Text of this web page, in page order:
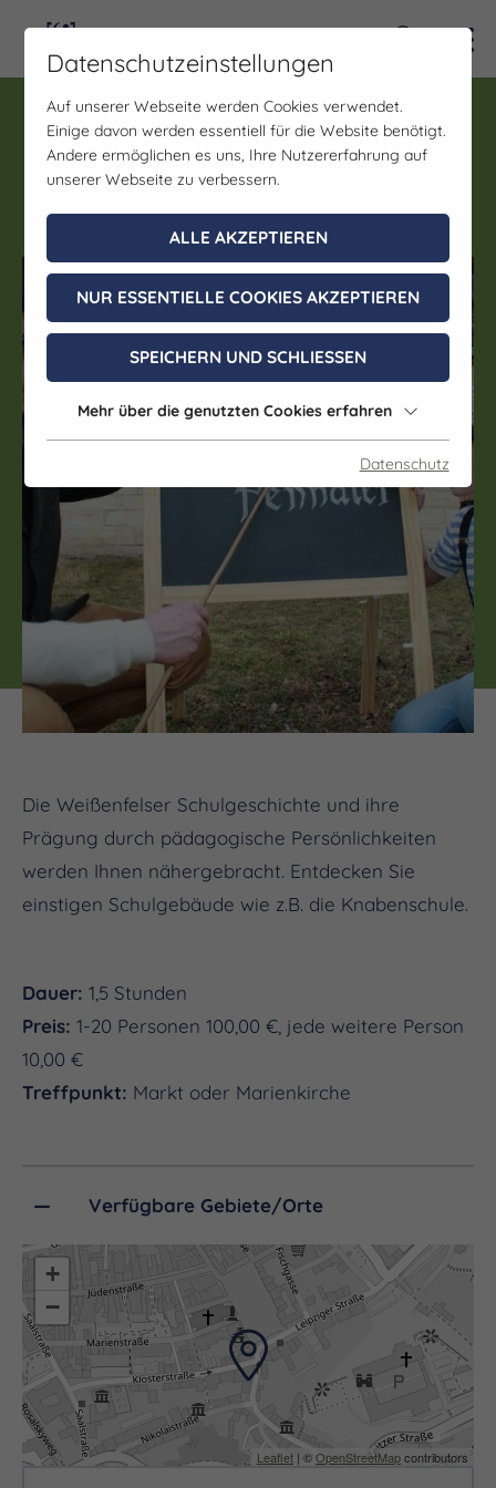
Führung
Pauker und Pennäler in
Weißenfels
Die Weißenfelser Schulgeschichte und ihre
Prägung durch pädagogische Persönlichkeiten
werden Ihnen nähergebracht. Entdecken Sie
einstigen Schulgebäude wie z.B. die Knabenschule.
Dauer: 1,5 Stunden
Preis: 1-20 Personen 100,00 €, jede weitere Person
10,00 €
Treffpunkt: Markt oder Marienkirche
Verfügbare Gebiete/Orte
+
−
Leaflet | ©OpenStreetMapcontributors
Datenschutzeinstellungen
Auf unserer Webseite werden Cookies verwendet.
Einige davon werden essentiell für die Website benötigt.
Andere ermöglichen es uns, Ihre Nutzererfahrung auf
unserer Webseite zu verbessern.
ALLE AKZEPTIEREN
NUR ESSENTIELLE COOKIES AKZEPTIEREN
SPEICHERN UND SCHLIESSEN
Mehr über die genutzten Cookies erfahren
Datenschutz